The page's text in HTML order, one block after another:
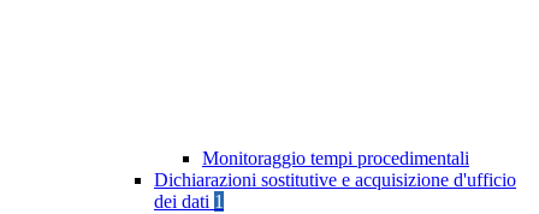
Monitoraggio tempi procedimentali
Dichiarazioni sostitutive e acquisizione d'ufficio
dei dati 1